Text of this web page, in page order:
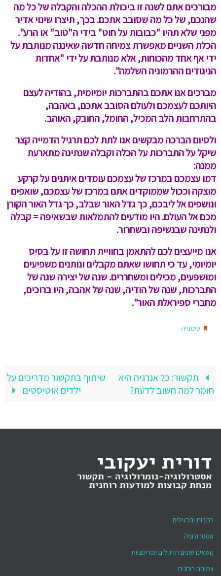
מבורכים אתם לשנה זו ביכולת ההכלה והקבלה של כל מה
שהנכם, של כל מה שסובב אתכם. בכך, תיצרו שינוי אדיר
מפני שלא תהיו "כבובות על חוט" בידי ה"טוב" או הרע".
הכלת השניים מאפשרת צמיחה חדשה שאיננה מנותבת על
ידי אף אחד מהכוחות, אלא מנותבת על ידי "אחדות
הניגודים ההרמוניה השלמה".
מברכים אנו אתכם בהתברכות יומיומית, בהודיה לעצם
היותכם לעצמכם ולעולם הסובב אתכם, באהבה,
בהתרחבות הלב המכיל, החומל, החובק, האוהב.
ולסיום הברכה מבקשים אנו לתת לכם תרגיל הדמייה קצר
שיקל על התברכות על הכלה וקבלה שנתינה מתארעת
ממנה:
דמו עצמכם במרכז של עצמכם עומדים איתנים על קרקע
מוצקה וככול שממוקדים אתם במרכז של עצמכם, שואפים
ונושפים אל ליבכם, כך גדל האור שבלב, כך גדל האור הקורן
מכם אל העולם. היו מודעים להתמלאות שבשאיפה = קבלה
ולנתינה שבנשיפה ובשחרור.
אנו מייעצים לכם להתאמן בחוויית תחושה זו על בסיס
יומיומי, עד כי תחושו שאתם מקבלים ונותנים משפיעים
ומושפעים, מכילים ומשחררים. שנה של יצירה שנה של
התברכות, שנה של הודיה, שנה של אהבה, היו ברוכים,
מחברי ספיראלת האור".
סימנייה.
תקשור: כל אנרגיה היא
חומר למה חשוב לדעת?
שיתוף בתקשור מדריכים על
ילדים אוטיסטים
כתבות ותרגילים
אסטרולוגיה
נושאים שונים תרגילים ומדיטציות
צמיחה רוחנית